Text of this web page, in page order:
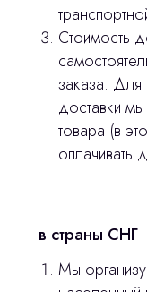
Стоимость
заказа. Для
доставки
товара (в
оплачивать
в страны СНГ
Мы
оставьте
ответим на
© 2024 ЛС Дентал
Оплата и доставка